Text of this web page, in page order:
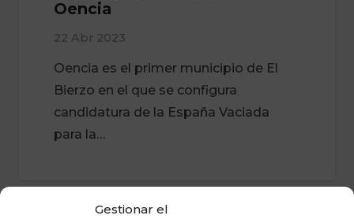
Gestionar el
Oencia
22 Abr 2023
Oencia es el primer municipio de El
Bierzo en el que se configura
candidatura de la España Vaciada
para la…